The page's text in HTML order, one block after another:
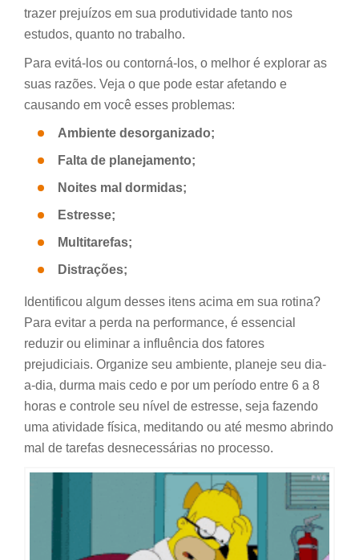
trazer prejuízos em sua produtividade tanto nos
estudos, quanto no trabalho.
Para evitá-los ou contorná-los, o melhor é explorar as
suas razões. Veja o que pode estar afetando e
causando em você esses problemas:
Ambiente desorganizado;
Falta de planejamento;
Noites mal dormidas;
Estresse;
Multitarefas;
Distrações;
Identificou algum desses itens acima em sua rotina?
Para evitar a perda na performance, é essencial
reduzir ou eliminar a influência dos fatores
prejudiciais. Organize seu ambiente, planeje seu dia-
a-dia, durma mais cedo e por um período entre 6 a 8
horas e controle seu nível de estresse, seja fazendo
uma atividade física, meditando ou até mesmo abrindo
mal de tarefas desnecessárias no processo.